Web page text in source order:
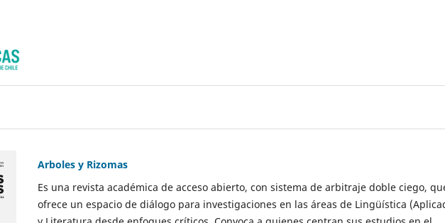
Arboles y Rizomas
Es una revista académica de acceso abierto, con sistema de arbitraje doble ciego,
ofrece un espacio de diálogo para investigaciones en las áreas de Lingüística